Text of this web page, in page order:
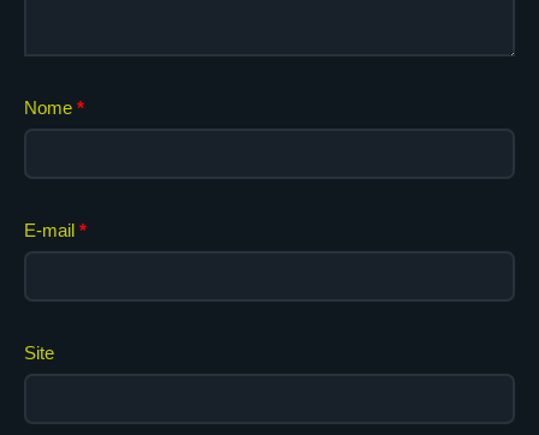
Nome *
E-mail *
Site